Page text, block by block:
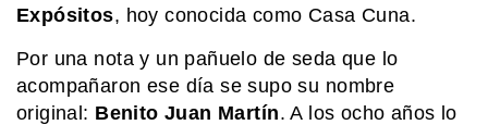
Expósitos, hoy conocida como Casa Cuna.
Por una nota y un pañuelo de seda que lo
acompañaron ese día se supo su nombre
original: Benito Juan Martín. A los ocho años lo
NATURALEZA
El secreto del albatros para volar
miles de kilómetros casi sin aletear